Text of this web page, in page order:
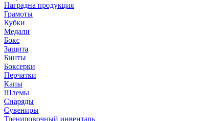
Наградна продукция
Грамоты
Кубки
Медали
Бокс
Защита
Бинты
Боксерки
Перчатки
Капы
Шлемы
Снаряды
Сувениры
Тренировочный инвентарь